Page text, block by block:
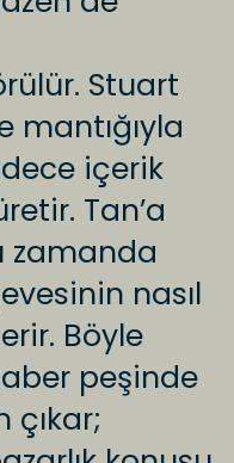
Stuart
mantığıyla
içerik
Tan’a
zamanda
nasıl
Böyle
peşinde